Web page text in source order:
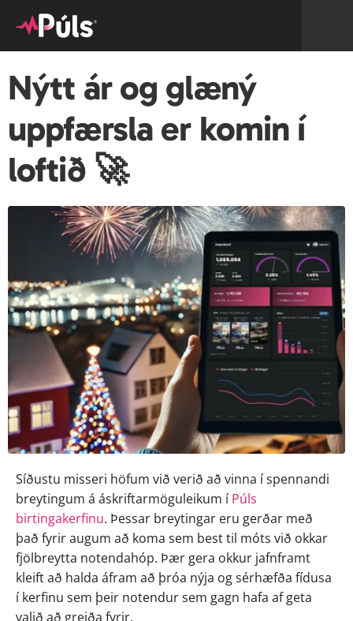
Nýtt ár og glæný
uppfærsla er komin í
loftið 🚀
Síðustu misseri höfum við verið að vinna í spennandi
breytingum á áskriftarmöguleikum í Púls
birtingakerfinu. Þessar breytingar eru gerðar með
það fyrir augum að koma sem best til móts við okkar
fjölbreytta notendahóp. Þær gera okkur jafnframt
kleift að halda áfram að þróa nýja og sérhæfða fídusa
í kerfinu sem þeir notendur sem gagn hafa af geta
valið að greiða fyrir.